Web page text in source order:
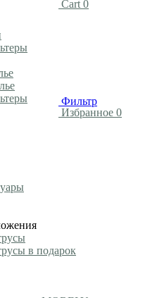
в подарок
Cart 0
Избранное 0
Фильтр